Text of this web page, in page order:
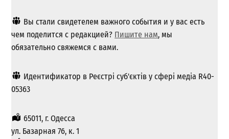
Вы стали свидетелем важного события и у вас есть
чем поделится с редакцией? Пишите нам, мы
обязательно свяжемся с вами.
Идентификатор в Реєстрі суб'єктів у сфері медіа R40-
05363
65011, г. Одесса
ул. Базарная 76, к. 1